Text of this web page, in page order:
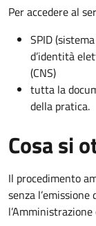
Per accedere al
SPID
d’identità
(CNS)
tutta la
della pratica.
Cosa si
Il procedimento
senza